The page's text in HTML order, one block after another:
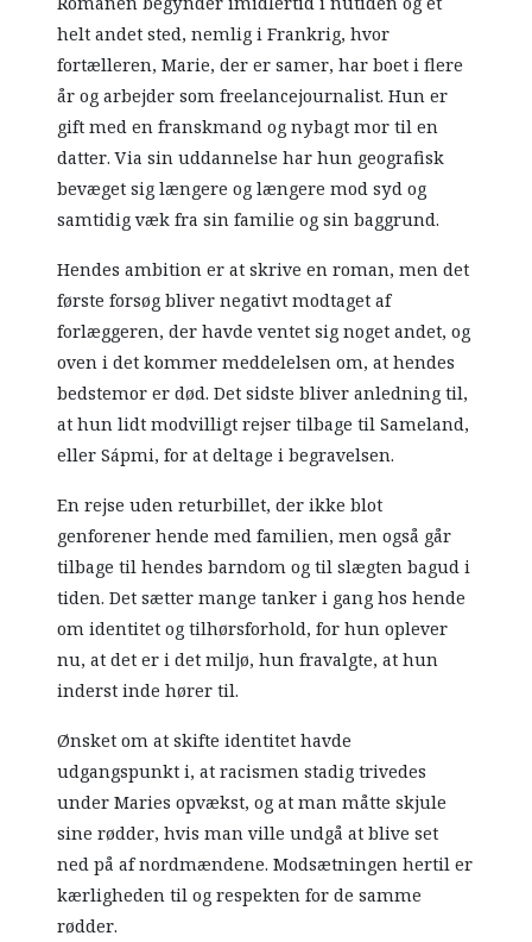
helt andet sted, nemlig i Frankrig, hvor
fortælleren, Marie, der er samer, har boet i flere
år og arbejder som freelancejournalist. Hun er
gift med en franskmand og nybagt mor til en
datter. Via sin uddannelse har hun geografisk
bevæget sig længere og længere mod syd og
samtidig væk fra sin familie og sin baggrund.
Hendes ambition er at skrive en roman, men det
første forsøg bliver negativt modtaget af
forlæggeren, der havde ventet sig noget andet, og
oven i det kommer meddelelsen om, at hendes
bedstemor er død. Det sidste bliver anledning til,
at hun lidt modvilligt rejser tilbage til Sameland,
eller Sápmi, for at deltage i begravelsen.
En rejse uden returbillet, der ikke blot
genforener hende med familien, men også går
tilbage til hendes barndom og til slægten bagud i
tiden. Det sætter mange tanker i gang hos hende
om identitet og tilhørsforhold, for hun oplever
nu, at det er i det miljø, hun fravalgte, at hun
inderst inde hører til.
Ønsket om at skifte identitet havde
udgangspunkt i, at racismen stadig trivedes
under Maries opvækst, og at man måtte skjule
sine rødder, hvis man ville undgå at blive set
ned på af nordmændene. Modsætningen hertil er
kærligheden til og respekten for de samme
rødder.